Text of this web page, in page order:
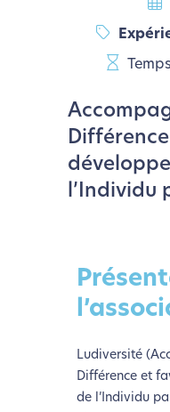
l’Individu
Ludiversité
Différence et
de l’Individu